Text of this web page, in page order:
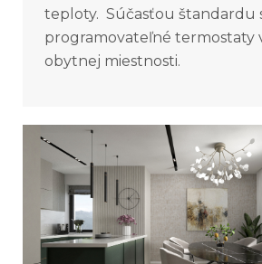
teploty. Súčasťou štandardu
programovateľné termostaty
obytnej miestnosti.